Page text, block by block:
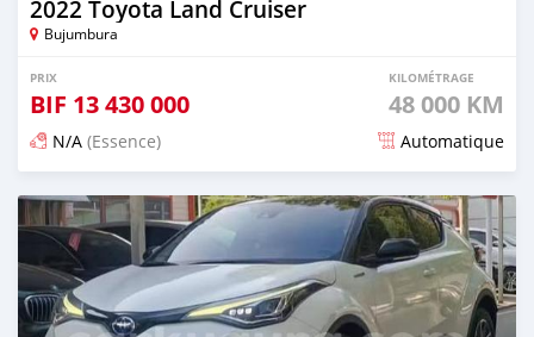
2022 Toyota Land Cruiser
Bujumbura
PRIX
BIF 13 430 000
KILOMÉTRAGE
48 000 KM
N/A (Essence) Automatique
Publié il y a 14 jours